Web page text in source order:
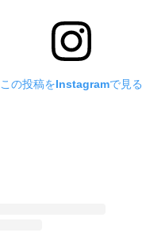
この投稿をInstagramで見る